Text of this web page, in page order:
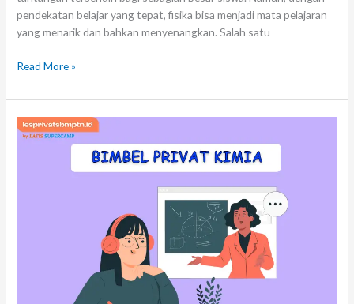
pendekatan belajar yang tepat, fisika bisa menjadi mata pelajaran
yang menarik dan bahkan menyenangkan. Salah satu
Read More »
Bimbel
Privat